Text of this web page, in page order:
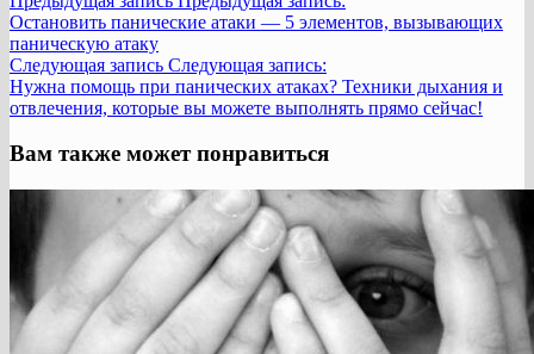
Остановить панические атаки — 5 элементов, вызывающих
паническую атаку
Следующая запись Следующая запись:
Нужна помощь при панических атаках? Техники дыхания и
отвлечения, которые вы можете выполнять прямо сейчас!
Вам также может понравиться